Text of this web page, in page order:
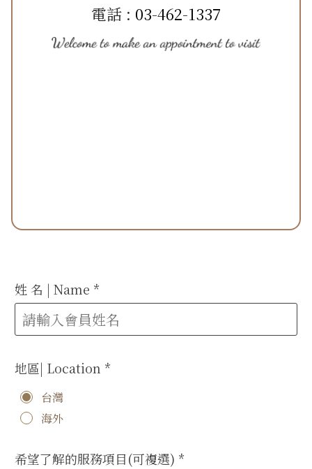
電話 : 03-462-1337
姓 名 | Name *
地區| Location *
台灣
海外
希望了解的服務項目(可複選) *